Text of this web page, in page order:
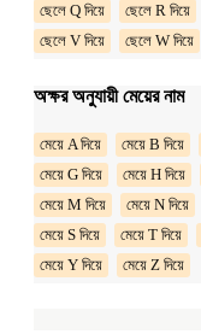
ছেলে Q দিয়ে
ছেলে R দিয়ে
ছেলে V দিয়ে
ছেলে W দিয়ে
অক্ষর অনুযায়ী মেয়ের নাম
মেয়ে A দিয়ে মেয়ে B দিয়ে
মেয়ে G দিয়ে
মেয়ে H দিয়ে
মেয়ে M দিয়ে
মেয়ে N দিয়ে
মেয়ে S দিয়ে
মেয়ে T দিয়ে
মেয়ে Y দিয়ে
মেয়ে Z দিয়ে